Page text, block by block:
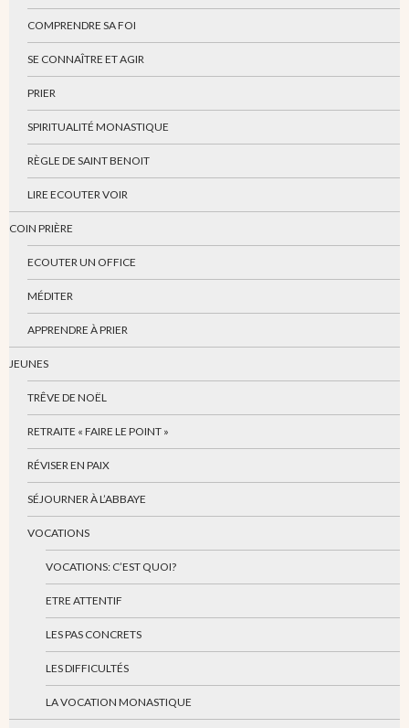
COMPRENDRE SA FOI
SE CONNAÎTRE ET AGIR
PRIER
SPIRITUALITÉ MONASTIQUE
RÈGLE DE SAINT BENOIT
LIRE ECOUTER VOIR
COIN PRIÈRE
ECOUTER UN OFFICE
MÉDITER
APPRENDRE À PRIER
JEUNES
TRÊVE DE NOËL
RETRAITE « FAIRE LE POINT »
RÉVISER EN PAIX
SÉJOURNER À L’ABBAYE
VOCATIONS
VOCATIONS: C’EST QUOI?
ETRE ATTENTIF
LES PAS CONCRETS
LES DIFFICULTÉS
LA VOCATION MONASTIQUE